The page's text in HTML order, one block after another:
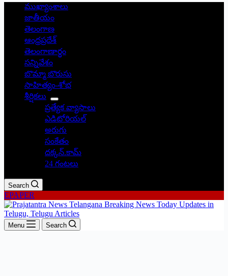
ముఖ్యాంశాలు
జాతీయం
తెలంగాణ
ఆంధ్రప్రదేశ్
తెలంగాణార్థం
సన్నివేశం
బొమ్మా బొరుసు
సాహిత్యం-శోభ
శీర్షికలు
ప్రత్యేక వ్యాసాలు
ఎడిటోరియల్
అరుగు
సంకేతం
దక్కన్.కామ్
24 గంటలు
Search
EPAPER
Menu Search